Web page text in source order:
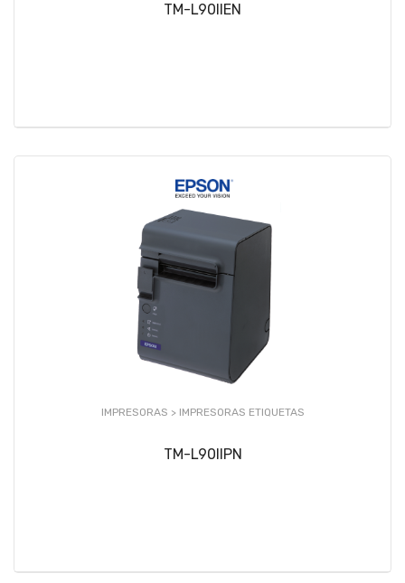
TM-L90IIEN
IMPRESORAS > IMPRESORAS ETIQUETAS
TM-L90IIPN